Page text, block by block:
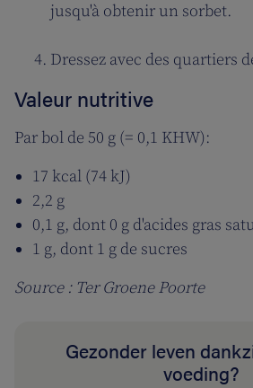
jusqu'à obtenir un sorbet.
Dressez avec des quartiers
Valeur nutritive
Par bol de 50 g (= 0,1 KHW):
17 kcal (74 kJ)
2,2 g
0,1 g, dont 0 g d'acides gras
1 g, dont 1 g de sucres
Source : Ter Groene Poorte
Gezonder leven
voeding?